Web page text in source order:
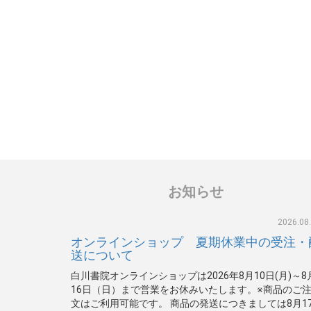
お知らせ
オンラインショップ 夏期休業中の受注・
送について
白川書院オンラインショップは2026年8月10日(月)～8
16日（日）まで営業をお休みいたします。※商品のご注
文はご利用可能です。 商品の発送につきましては8月